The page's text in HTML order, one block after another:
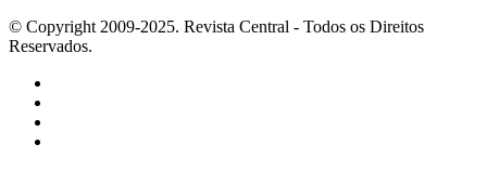
© Copyright 2009-2025. Revista Central - Todos os Direitos
Reservados.